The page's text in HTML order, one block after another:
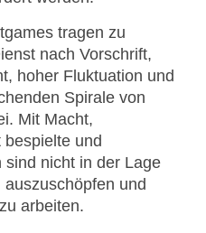
tragen zu
nach Vorschrift,
hoher Fluktuation und
Spirale von
Mit Macht,
und
sind nicht in der Lage
und
arbeiten.